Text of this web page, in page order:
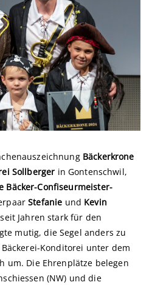
Bäckerkrone
Sollberger in Gontenschwil,
Bäcker-Confiseurmeister-
Stefanie und Kevin
Jahren stark für den
mutig, die Segel anders zu
Konditorei unter dem
um. Die Ehrenplätze belegen
(NW) und die